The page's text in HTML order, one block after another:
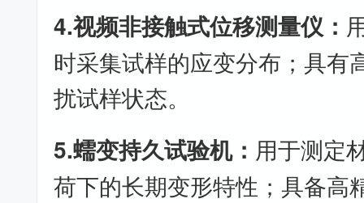
4.视频非接触式位移测量仪：
时采集试样的应变分布；具有
扰试样状态。
5.蠕变持久试验机： 用于测定
荷下的长期变形特性；具备高